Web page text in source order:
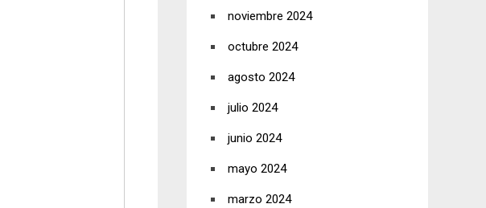
noviembre 2024
octubre 2024
agosto 2024
julio 2024
junio 2024
mayo 2024
marzo 2024